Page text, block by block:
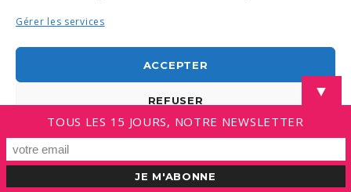
Gérer les services
ACCEPTER
REFUSER
VOIR LES PRÉFÉRENCES
Politique de cookies
▼
TOUS LES 15 JOURS, NOTRE NEWSLETTER